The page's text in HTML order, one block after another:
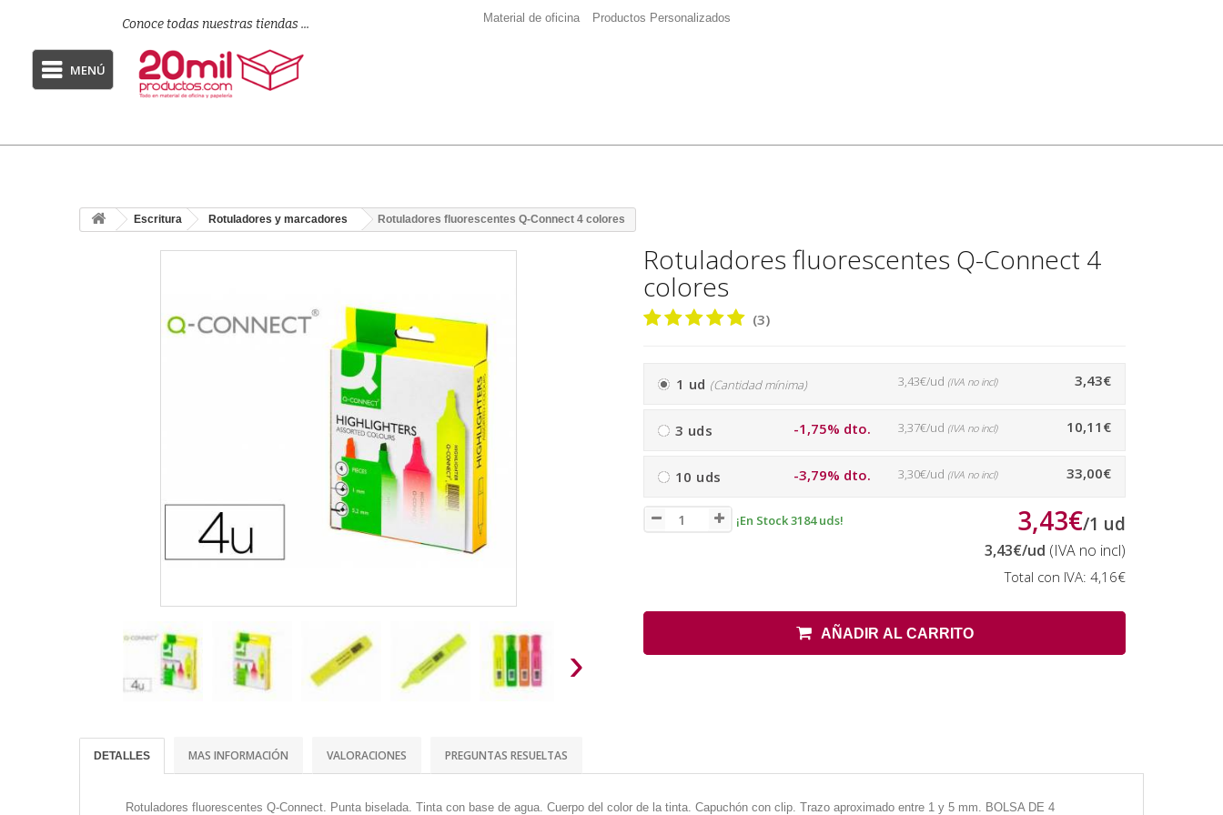
Conoce todas nuestras tiendas ... Material de oficina Productos Personalizados
MENÚ
Escritura Rotuladores y marcadores Rotuladores fluorescentes Q-Connect 4 colores
›
Rotuladores fluorescentes Q-Connect 4
colores
(3)
1 ud (Cantidad mínima) 3,43€
3,43€/ud (IVA no incl)
3 uds -1,75% dto. 10,11€
3,37€/ud (IVA no incl)
10 uds -3,79% dto. 33,00€
3,30€/ud (IVA no incl)
¡En Stock 3184 uds! 3,43€/1 ud
3,43€/ud (IVA no incl)
Total con IVA: 4,16€
AÑADIR AL CARRITO
DETALLES MAS INFORMACIÓN VALORACIONES PREGUNTAS RESUELTAS
Rotuladores fluorescentes Q-Connect. Punta biselada. Tinta con base de agua. Cuerpo del color de la tinta. Capuchón con clip. Trazo aproximado entre 1 y 5 mm. BOLSA DE 4